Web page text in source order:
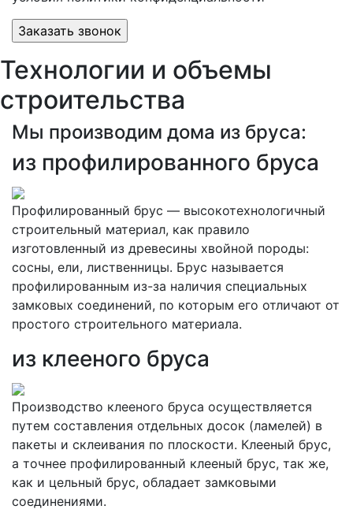
Технологии и объемы
строительства
Мы производим дома из бруса:
из профилированного бруса
Профилированный брус — высокотехнологичный
строительный материал, как правило
изготовленный из древесины хвойной породы:
сосны, ели, лиственницы. Брус называется
профилированным из-за наличия специальных
замковых соединений, по которым его отличают от
простого строительного материала.
из клееного бруса
Производство клееного бруса осуществляется
путем составления отдельных досок (ламелей) в
пакеты и склеивания по плоскости. Клееный брус,
а точнее профилированный клееный брус, так же,
как и цельный брус, обладает замковыми
соединениями.